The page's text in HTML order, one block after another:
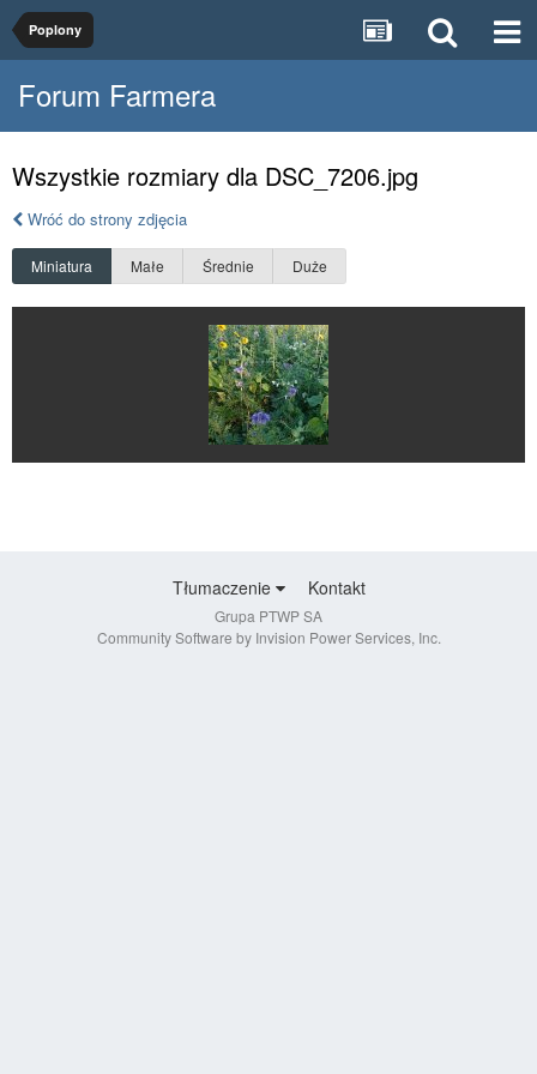
Poplony
Forum Farmera
Wszystkie rozmiary dla DSC_7206.jpg
Wróć do strony zdjęcia
Miniatura Małe Średnie Duże
Tłumaczenie Kontakt
Grupa PTWP SA
Community Software by Invision Power Services, Inc.